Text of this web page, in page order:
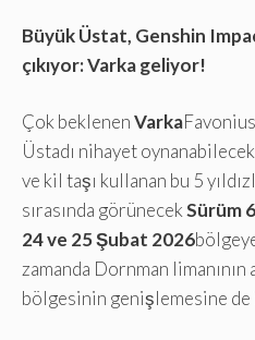
Büyük Üstat, Genshin
çıkıyor: Varka geliyor!
Çok beklenenVarka
Üstadı nihayet oynanabilecek
ve kil taşı kullanan bu 5
sırasında görünecekSürüm
24 ve 25 Şubat 2026
zamanda Dornman
bölgesinin genişlemesine de